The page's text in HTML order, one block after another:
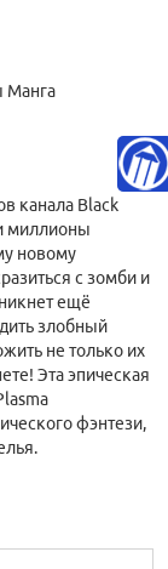
Манга
канала Black
миллионы
новому
с зомби и
ещё
злобный
не только их
Эта эпическая
фэнтези,